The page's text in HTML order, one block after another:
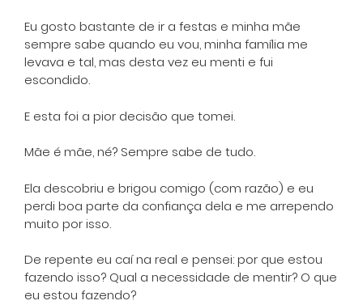
Eu gosto bastante de ir a festas e minha mãe
sempre sabe quando eu vou, minha família me
levava e tal, mas desta vez eu menti e fui
escondido.
E esta foi a pior decisão que tomei.
Mãe é mãe, né? Sempre sabe de tudo.
Ela descobriu e brigou comigo (com razão) e eu
perdi boa parte da confiança dela e me arrependo
muito por isso.
De repente eu caí na real e pensei: por que estou
fazendo isso? Qual a necessidade de mentir? O que
eu estou fazendo?